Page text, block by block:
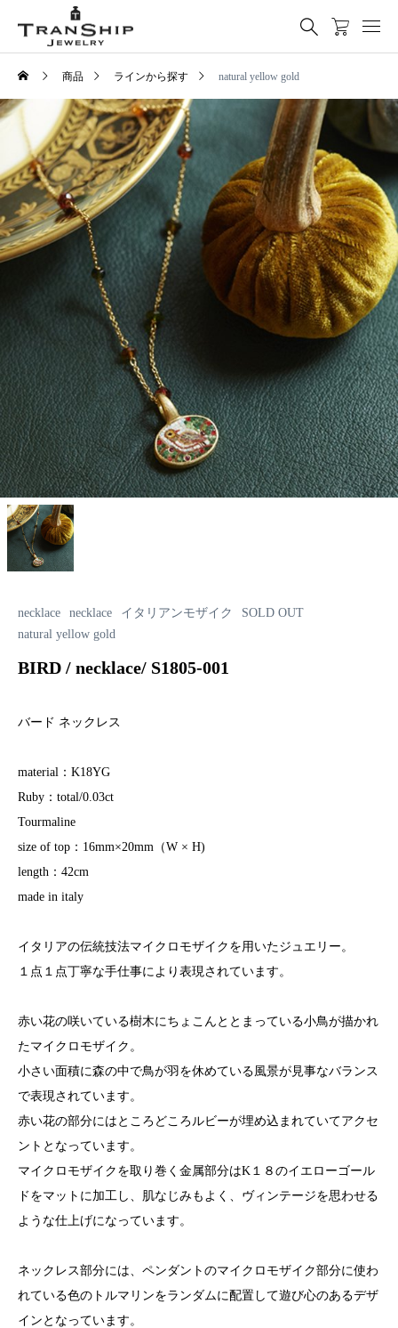
商品 ラインから探す natural yellow gold
necklace necklace イタリアンモザイク
SOLD OUT
natural yellow gold
BIRD / necklace/ S1805-001
バード ネックレス
material：K18YG
Ruby：total/0.03ct
Tourmaline
size of top：16mm×20mm（W × H)
length：42cm
made in italy
イタリアの伝統技法マイクロモザイクを用いたジュエリー。
１点１点丁寧な手仕事により表現されています。
赤い花の咲いている樹木にちょこんととまっている小鳥が描かれ
たマイクロモザイク。
小さい面積に森の中で鳥が羽を休めている風景が見事なバランス
で表現されています。
赤い花の部分にはところどころルビーが埋め込まれていてアクセ
ントとなっています。
マイクロモザイクを取り巻く金属部分はK１８のイエローゴール
ドをマットに加工し、肌なじみもよく、ヴィンテージを思わせる
ような仕上げになっています。
ネックレス部分には、ペンダントのマイクロモザイク部分に使わ
れている色のトルマリンをランダムに配置して遊び心のあるデザ
インとなっています。